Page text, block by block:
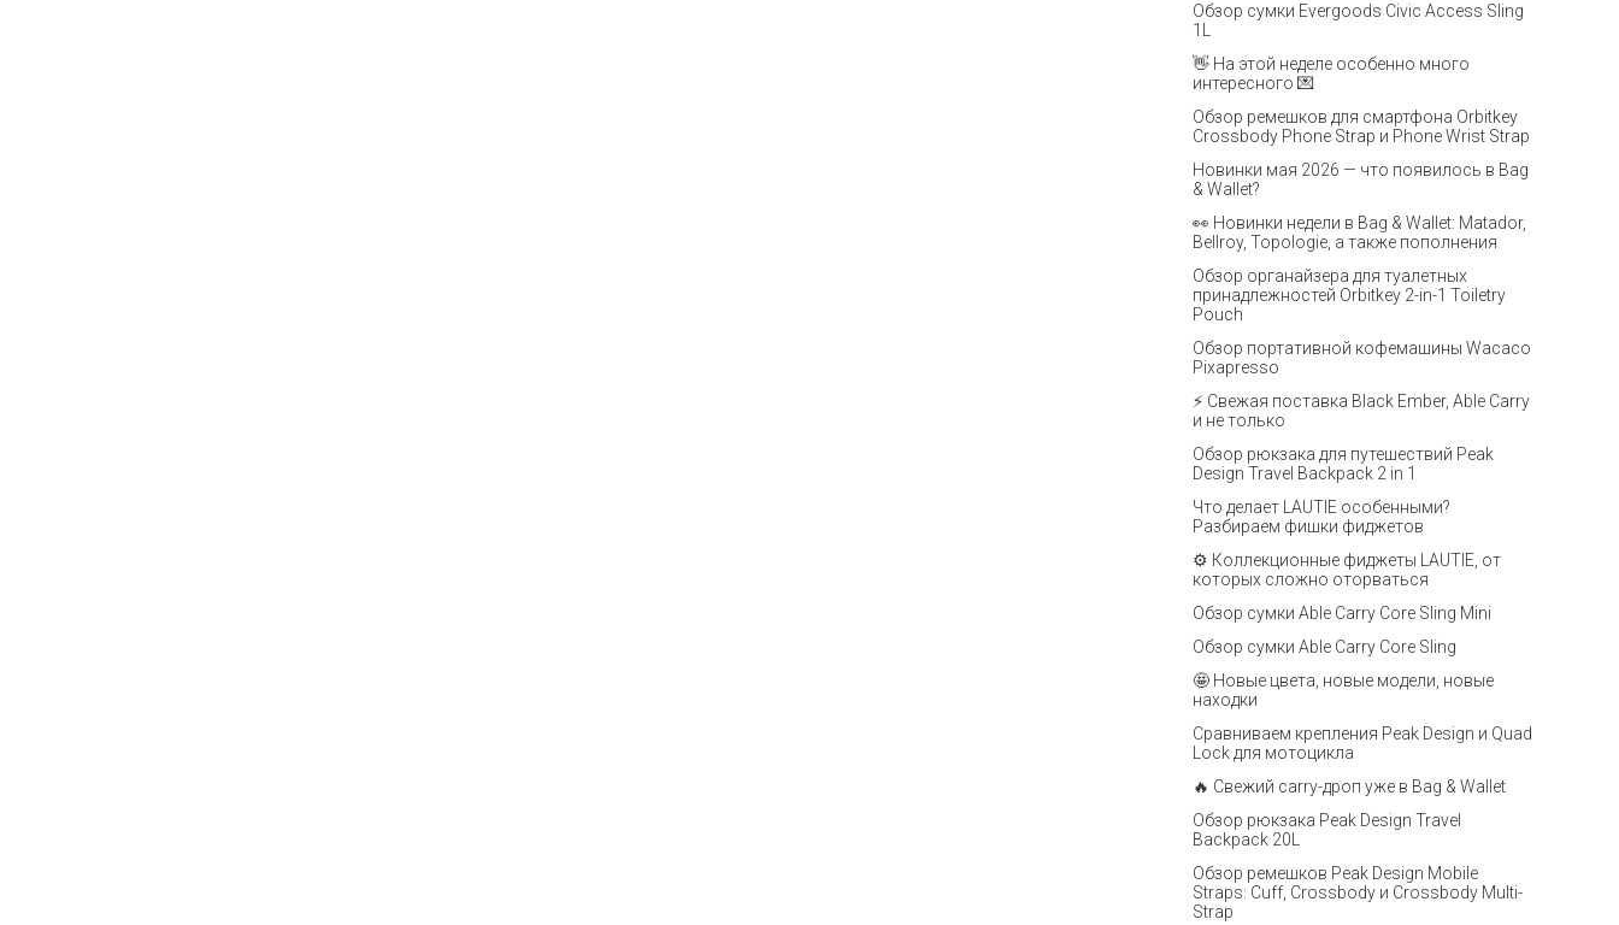
Обзор сумки Evergoods Civic Access Sling
1L
👋 На этой неделе особенно много
интересного 💌
Обзор ремешков для смартфона Orbitkey
Crossbody Phone Strap и Phone Wrist Strap
Новинки мая 2026 — что появилось в Bag
& Wallet?
👀 Новинки недели в Bag & Wallet: Matador,
Bellroy, Topologie, а также пополнения
Обзор органайзера для туалетных
принадлежностей Orbitkey 2-in-1 Toiletry
Pouch
Обзор портативной кофемашины Wacaco
Pixapresso
⚡ Свежая поставка Black Ember, Able Carry
и не только
Обзор рюкзака для путешествий Peak
Design Travel Backpack 2 in 1
Что делает LAUTIE особенными?
Разбираем фишки фиджетов
⚙️ Коллекционные фиджеты LAUTIE, от
которых сложно оторваться
Обзор сумки Able Carry Core Sling Mini
Обзор сумки Able Carry Core Sling
🤩 Новые цвета, новые модели, новые
находки
Сравниваем крепления Peak Design и Quad
Lock для мотоцикла
🔥 Свежий carry-дроп уже в Bag & Wallet
Обзор рюкзака Peak Design Travel
Backpack 20L
Обзор ремешков Peak Design Mobile
Straps: Cuff, Crossbody и Crossbody Multi-
Strap